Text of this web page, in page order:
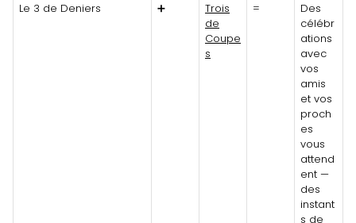
Le 3 de Deniers
➕
Trois
de
Coupe
s
=
Des
célébr
ations
avec
vos
amis
et vos
proch
es
vous
attend
ent —
des
instant
s de